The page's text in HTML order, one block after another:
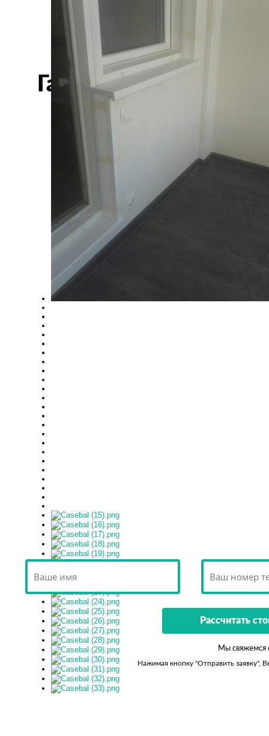
Галерея наших работ:
Мы свяжемся
Нажимая кнопку "Отправить заявку",